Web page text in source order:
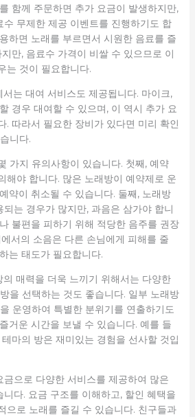
함께 주문하면 추가 요금이 발생하지만,
수 무제한 제공 이벤트를 진행하기도 합
하면 노래를 부르면서 시원한 음료를 즐
만, 음료수 가격이 비쌀 수 있으므로 이
는 것이 필요합니다.
는 대여 서비스도 제공됩니다. 마이크,
경우 대여할 수 있으며, 이 역시 추가 요
. 따라서 필요한 장비가 있다면 미리 확인
니다.
가지 유의사항이 있습니다. 첫째, 예약
해야 합니다. 많은 노래방이 예약제로 운
약이 취소될 수 있습니다. 둘째, 노래방
는 경우가 많지만, 과음은 삼가야 합니
불편을 피하기 위해 적당한 음주를 권장
서의 소음은 다른 손님에게 피해를 줄
는 태도가 필요합니다.
매력을 더욱 느끼기 위해서는 다양한
을 선택하는 것도 좋습니다. 일부 노래방
운영하여 특별한 분위기를 연출하기도
거운 시간을 보낼 수 있습니다. 예를 들
마의 방은 재미있는 경험을 선사할 것입
으로 다양한 서비스를 제공하여 많은
다. 요금 구조를 이해하고, 할인 혜택을
으로 노래를 즐길 수 있습니다. 친구들과